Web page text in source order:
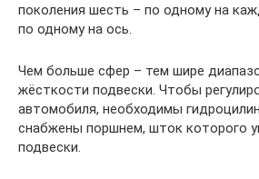
поколения шесть – по одному на
по одному на ось.
Чем больше сфер – тем шире
жёсткости подвески. Чтобы
автомобиля, необходимы
снабжены поршнем, шток которого
подвески.